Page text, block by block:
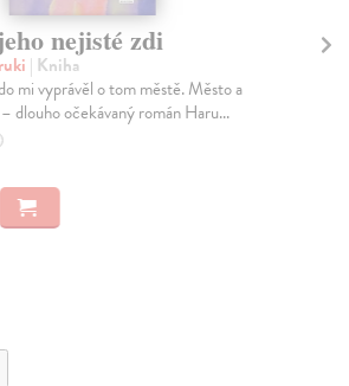
nejisté zdi
| Kniha
mi vyprávěl o tom městě. Město a
dlouho očekávaný román Haru...